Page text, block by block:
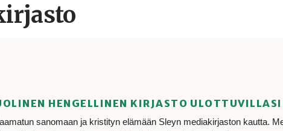
HENGELLINEN KIRJASTO ULOTTUVILLASI
sanomaan ja kristityn elämään Sleyn mediakirjaston kautta.